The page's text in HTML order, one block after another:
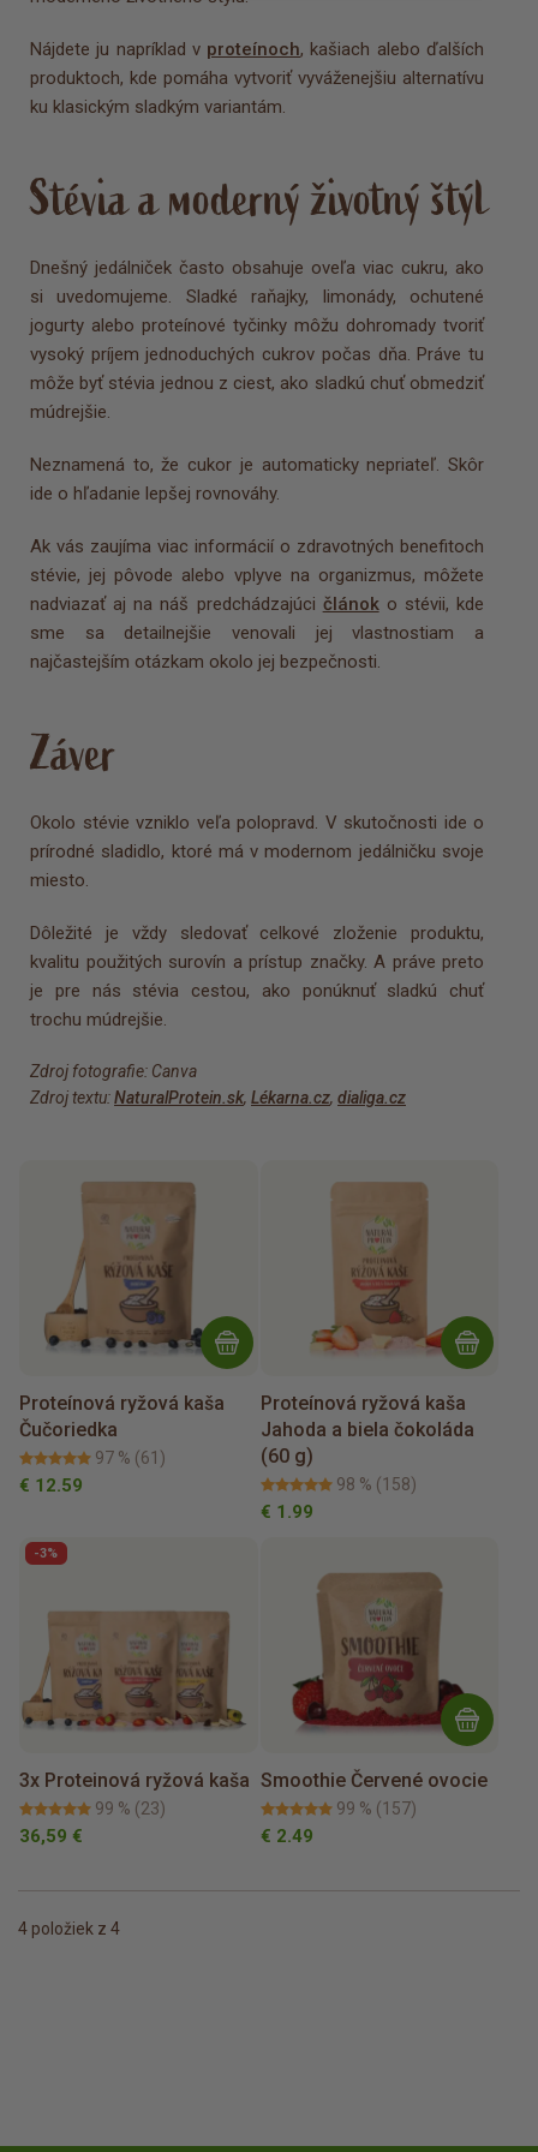
Proteínová ryžová kaša
Čučoriedka
97 % (61)
€ 12.59
Proteínová ryžová kaša
Jahoda a biela čokoláda
(60 g)
98 % (158)
€ 1.99
-3%
3x Proteinová ryžová kaša
99 % (23)
36,59 €
Smoothie Červené ovocie
99 % (157)
€ 2.49
4 položiek z 4
Nájdete ju napríklad v proteínoch, kašiach alebo ďalších
produktoch, kde pomáha vytvoriť vyváženejšiu alternatívu
ku klasickým sladkým variantám.
Stévia a moderný životný štýl
Dnešný jedálniček často obsahuje oveľa viac cukru, ako
si uvedomujeme. Sladké raňajky, limonády, ochutené
jogurty alebo proteínové tyčinky môžu dohromady tvoriť
vysoký príjem jednoduchých cukrov počas dňa. Práve tu
môže byť stévia jednou z ciest, ako sladkú chuť obmedziť
múdrejšie.
Neznamená to, že cukor je automaticky nepriateľ. Skôr
ide o hľadanie lepšej rovnováhy.
Ak vás zaujíma viac informácií o zdravotných benefitoch
stévie, jej pôvode alebo vplyve na organizmus, môžete
nadviazať aj na náš predchádzajúci článoko stévii, kde
sme sa detailnejšie venovali jej vlastnostiam a
najčastejším otázkam okolo jej bezpečnosti.
Záver
Okolo stévie vzniklo veľa polopravd. V skutočnosti ide o
prírodné sladidlo, ktoré má v modernom jedálničku svoje
miesto.
Dôležité je vždy sledovať celkové zloženie produktu,
kvalitu použitých surovín a prístup značky. A práve preto
je pre nás stévia cestou, ako ponúknuť sladkú chuť
trochu múdrejšie.
Zdroj fotografie: Canva
Zdroj textu:NaturalProtein.sk, Lékarna.cz, dialiga.cz